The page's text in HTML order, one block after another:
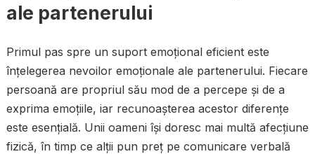
ale partenerului
Primul pas spre un suport emoțional eficient este
înțelegerea nevoilor emoționale ale partenerului. Fiecare
persoană are propriul său mod de a percepe și de a
exprima emoțiile, iar recunoașterea acestor diferențe
este esențială. Unii oameni își doresc mai multă afecțiune
fizică, în timp ce alții pun preț pe comunicare verbală